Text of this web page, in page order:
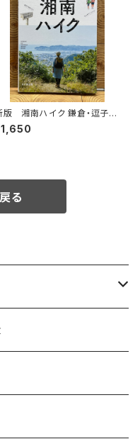
版 湘南ハイク 鎌倉・逗子・
山・横須賀・三浦の山と海歩き
る